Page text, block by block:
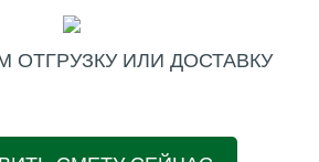
ОТГРУЗКУ ИЛИ ДОСТАВКУ